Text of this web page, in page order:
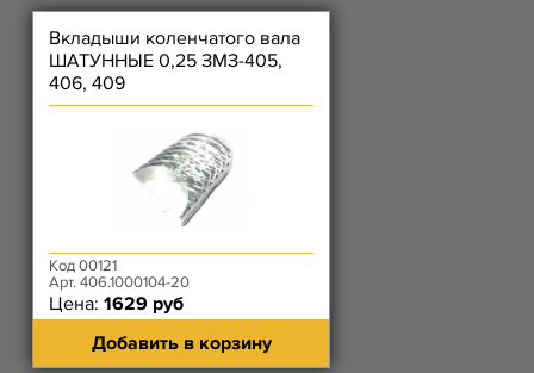
Вкладыши коленчатого вала
ШАТУННЫЕ 0,25 ЗМЗ-405,
406, 409
Код 00121
Арт. 406.1000104-20
Цена: 1629 руб
Добавить в корзину